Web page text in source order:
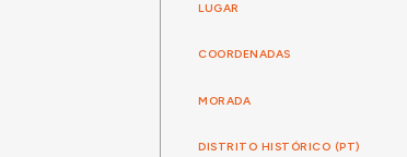
LUGAR
COORDENADAS
MORADA
DISTRITO HISTÓRICO (PT)